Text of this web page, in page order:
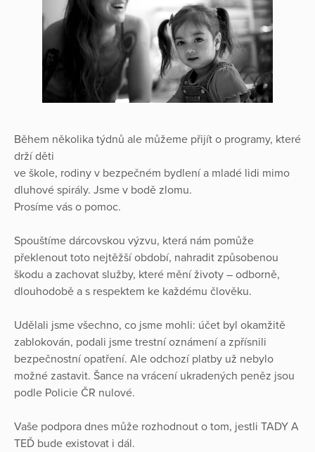
Během několika týdnů ale můžeme přijít o programy, které
drží děti
ve škole, rodiny v bezpečném bydlení a mladé lidi mimo
dluhové spirály. Jsme v bodě zlomu.
Prosíme vás o pomoc.
Spouštíme dárcovskou výzvu, která nám pomůže
překlenout toto nejtěžší období, nahradit způsobenou
škodu a zachovat služby, které mění životy – odborně,
dlouhodobě a s respektem ke každému člověku.
Udělali jsme všechno, co jsme mohli: účet byl okamžitě
zablokován, podali jsme trestní oznámení a zpřísnili
bezpečnostní opatření. Ale odchozí platby už nebylo
možné zastavit. Šance na vrácení ukradených peněz jsou
podle Policie ČR nulové.
Vaše podpora dnes může rozhodnout o tom, jestli TADY A
TEĎ bude existovat i dál.